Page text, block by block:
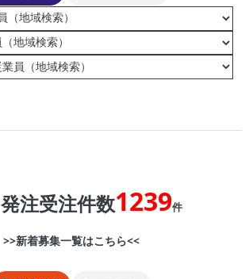
発注受注件数1239件
>>新着募集一覧はこちら<<